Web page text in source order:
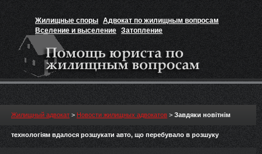
Жилищные споры Адвокат по жилищным вопросам
Вселение и выселение Затопление
Признание прав на жильё
Жилищный адвокат > Новости жилищных адвокатов > Завдяки новітнім
технологіям вдалося розшукати авто, що перебувало в розшуку